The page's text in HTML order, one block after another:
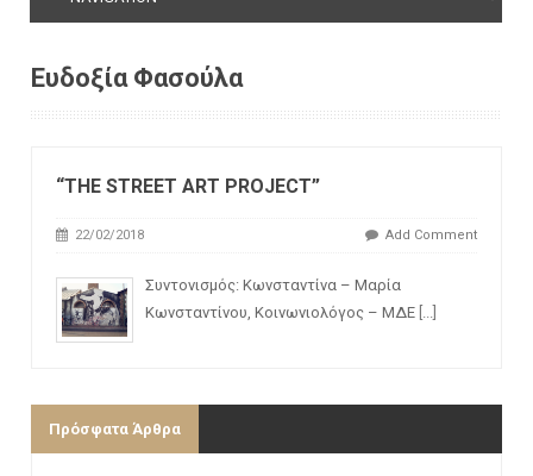
Ευδοξία Φασούλα
“THE STREET ART PROJECT”
22/02/2018 Add Comment
Συντονισμός: Κωνσταντίνα – Μαρία
Κωνσταντίνου, Κοινωνιολόγος – ΜΔΕ [...]
Πρόσφατα Άρθρα